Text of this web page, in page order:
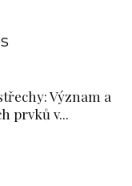
Význam a
prvků v...